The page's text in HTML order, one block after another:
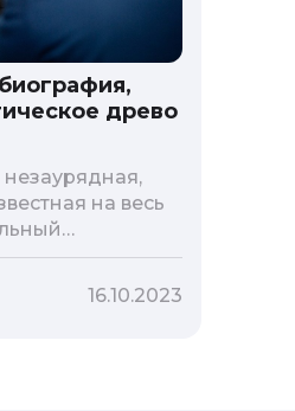
древо
на весь
живой
в
16.10.2023